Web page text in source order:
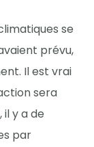
se
prévu,
Il est vrai
sera
y a de
par